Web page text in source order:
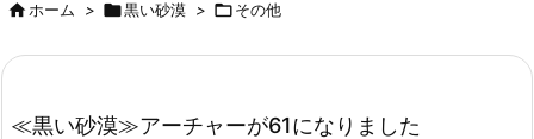
ホーム > 黒い砂漠 > その他
≪黒い砂漠≫アーチャーが61になりました